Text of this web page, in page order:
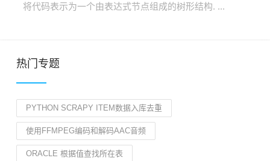
将代码表示为一个由表达式节点组成的树形结构. ...
热门专题
PYTHON SCRAPY ITEM数据入库去重
使用FFMPEG编码和解码AAC音频
ORACLE 根据值查找所在表